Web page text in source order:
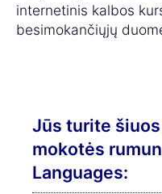
internetinis kalbos
besimokančiųjų
Jūs turite
mokotės
Languages: